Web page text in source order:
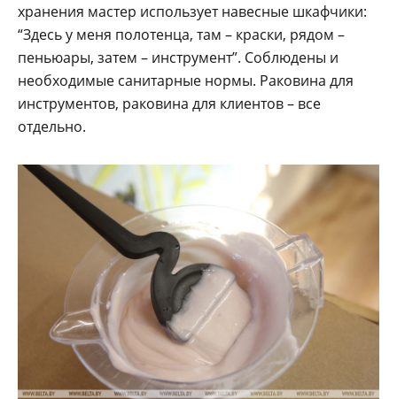
хранения мастер использует навесные шкафчики:
“Здесь у меня полотенца, там – краски, рядом –
пеньюары, затем – инструмент”. Соблюдены и
необходимые санитарные нормы. Раковина для
инструментов, раковина для клиентов – все
отдельно.